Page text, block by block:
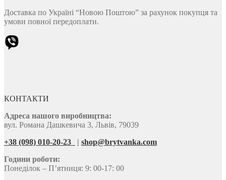
Доставка по Україні “Новою Поштою” за рахунок покупця та
умови повної передоплати.
КОНТАКТИ
Адреса нашого виробництва:
вул. Романа Дашкевича 3, Львів, 79039
+38 (098) 010-20-23
| shop@brytvanka.com
Години роботи:
Понеділок – П’ятниця: 9: 00-17: 00